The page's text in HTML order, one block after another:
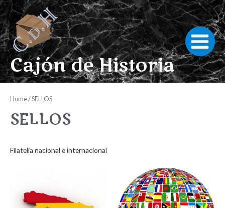
Ir
al
contenido
Cajón de Historia
Main
Menu
Home/ SELLOS
SELLOS
Filatelia nacional e internacional